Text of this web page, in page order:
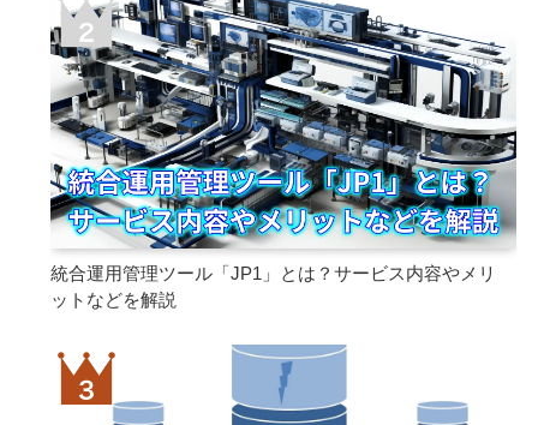
統合運用管理ツール「JP1」とは？サービス内容やメリ
ットなどを解説